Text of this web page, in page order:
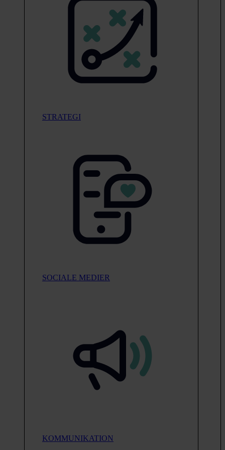
STRATEGI
SOCIALE MEDIER
KOMMUNIKATION